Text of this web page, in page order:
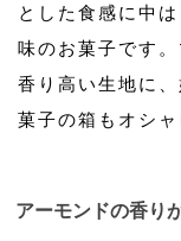
とした食感に中
味のお菓子です
香り高い生地に
菓子の箱もオシ
アーモンドの香り